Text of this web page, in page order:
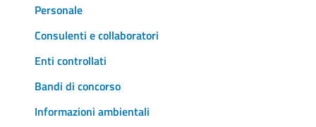
Personale
Consulenti e collaboratori
Enti controllati
Bandi di concorso
Informazioni ambientali